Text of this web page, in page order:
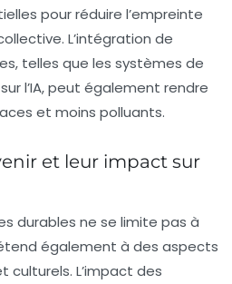
pour réduire l’empreinte
L’intégration de
telles que les systèmes de
l’IA, peut également rendre
et moins polluants.
et leur impact sur
durables ne se limite pas à
également à des aspects
culturels. L’impact des